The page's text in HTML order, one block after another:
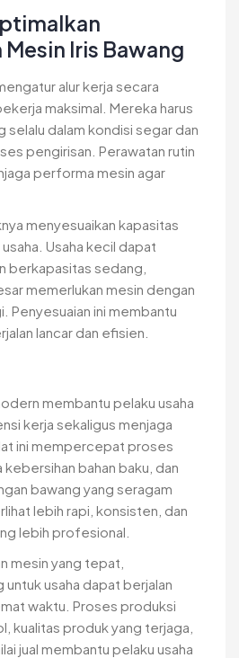
Iris Bawang
alur kerja secara
maksimal. Mereka harus
selalu dalam kondisi segar dan
pengirisan. Perawatan rutin
performa mesin agar
menyesuaikan kapasitas
Usaha kecil dapat
berkapasitas sedang,
memerlukan mesin dengan
Penyesuaian ini membantu
lancar dan efisien.
membantu pelaku usaha
kerja sekaligus menjaga
ini mempercepat proses
bahan baku, dan
bawang yang seragam
lebih rapi, konsisten, dan
lebih profesional.
mesin yang tepat,
usaha dapat berjalan
waktu. Proses produksi
kualitas produk yang terjaga,
jual membantu pelaku usaha